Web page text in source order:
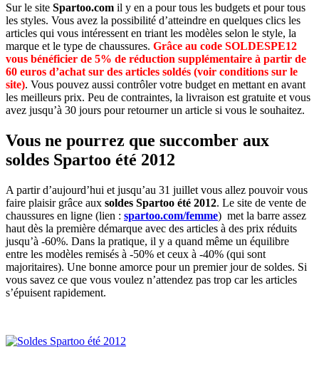
Sur le site Spartoo.com il y en a pour tous les budgets et pour tous
les styles. Vous avez la possibilité d’atteindre en quelques clics les
articles qui vous intéressent en triant les modèles selon le style, la
marque et le type de chaussures. Grâce au code SOLDESPE12
vous bénéficier de 5% de réduction supplémentaire à partir de
60 euros d’achat sur des articles soldés (voir conditions sur le
site). Vous pouvez aussi contrôler votre budget en mettant en avant
les meilleurs prix. Peu de contraintes, la livraison est gratuite et vous
avez jusqu’à 30 jours pour retourner un article si vous le souhaitez.
Vous ne pourrez que succomber aux
soldes Spartoo été 2012
A partir d’aujourd’hui et jusqu’au 31 juillet vous allez pouvoir vous
faire plaisir grâce aux soldes Spartoo été 2012. Le site de vente de
chaussures en ligne (lien : spartoo.com/femme) met la barre assez
haut dès la première démarque avec des articles à des prix réduits
jusqu’à -60%. Dans la pratique, il y a quand même un équilibre
entre les modèles remisés à -50% et ceux à -40% (qui sont
majoritaires). Une bonne amorce pour un premier jour de soldes. Si
vous savez ce que vous voulez n’attendez pas trop car les articles
s’épuisent rapidement.